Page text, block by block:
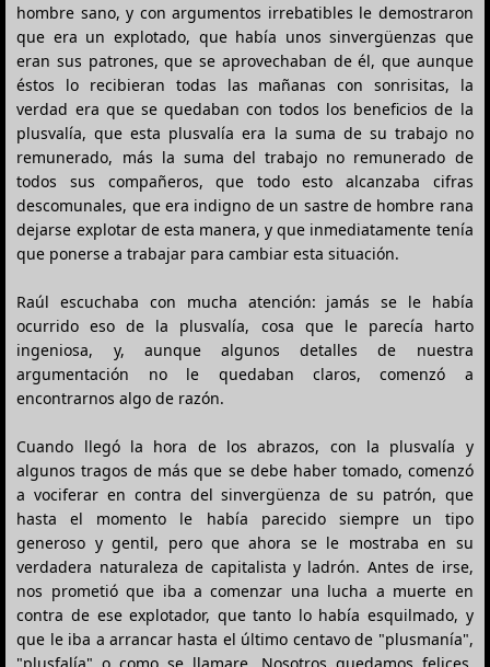
hombre sano, y con argumentos irrebatibles le demostraron
que era un explotado, que había unos sinvergüenzas que
eran sus patrones, que se aprovechaban de él, que aunque
éstos lo recibieran todas las mañanas con sonrisitas, la
verdad era que se quedaban con todos los beneficios de la
plusvalía, que esta plusvalía era la suma de su trabajo no
remunerado, más la suma del trabajo no remunerado de
todos sus compañeros, que todo esto alcanzaba cifras
descomunales, que era indigno de un sastre de hombre rana
dejarse explotar de esta manera, y que inmediatamente tenía
que ponerse a trabajar para cambiar esta situación.
Raúl escuchaba con mucha atención: jamás se le había
ocurrido eso de la plusvalía, cosa que le parecía harto
ingeniosa, y, aunque algunos detalles de nuestra
argumentación no le quedaban claros, comenzó a
encontrarnos algo de razón.
Cuando llegó la hora de los abrazos, con la plusvalía y
algunos tragos de más que se debe haber tomado, comenzó
a vociferar en contra del sinvergüenza de su patrón, que
hasta el momento le había parecido siempre un tipo
generoso y gentil, pero que ahora se le mostraba en su
verdadera naturaleza de capitalista y ladrón. Antes de irse,
nos prometió que iba a comenzar una lucha a muerte en
contra de ese explotador, que tanto lo había esquilmado, y
que le iba a arrancar hasta el último centavo de "plusmanía",